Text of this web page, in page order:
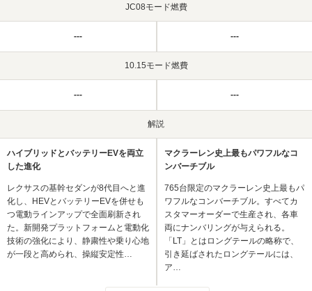
JC08モード燃費
--- ---
10.15モード燃費
--- ---
解説
ハイブリッドとバッテリーEVを両立
した進化
レクサスの基幹セダンが8代目へと進
化し、HEVとバッテリーEVを併せも
つ電動ラインアップで全面刷新され
た。新開発プラットフォームと電動化
技術の強化により、静粛性や乗り心地
が一段と高められ、操縦安定性…
マクラーレン史上最もパワフルなコ
ンバーチブル
765台限定のマクラーレン史上最もパ
ワフルなコンバーチブル。すべてカ
スタマーオーダーで生産され、各車
両にナンバリングが与えられる。
「LT」とはロングテールの略称で、
引き延ばされたロングテールには、
ア…